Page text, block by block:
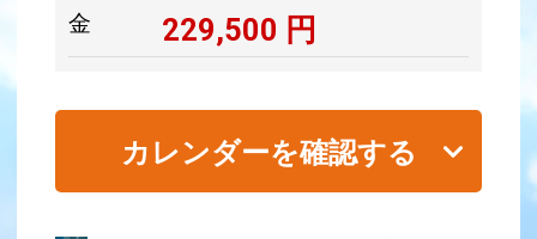
金
229,500 円
カレンダーを確認する